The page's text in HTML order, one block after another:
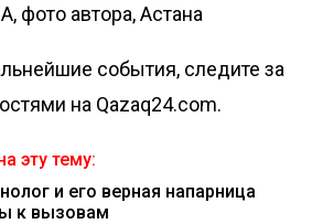
фото автора, Астана
события, следите за
на Qazaq24.com.
эту тему:
и его верная напарница
к вызовам